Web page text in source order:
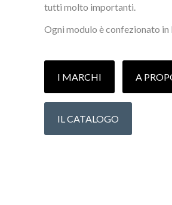
tutti molto importanti.
Ogni modulo è confezionato in
I MARCHI A
IL CATALOGO